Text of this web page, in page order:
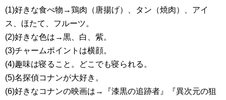
(1)好きな食べ物→鶏肉（唐揚げ）、タン（焼肉）、アイ
ス、ほたて、フルーツ。
(2)好きな色は→黒、白、紫。
(3)チャームポイントは横顔。
(4)趣味は寝ること。どこでも寝られる。
(5)名探偵コナンが大好き。
(6)好きなコナンの映画は→『漆黒の追跡者』『異次元の狙